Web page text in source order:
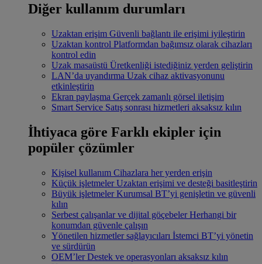
Diğer kullanım durumları
Uzaktan erişim Güvenli bağlantı ile erişimi iyileştirin
Uzaktan kontrol Platformdan bağımsız olarak cihazları
kontrol edin
Uzak masaüstü Üretkenliği istediğiniz yerden geliştirin
LAN’da uyandırma Uzak cihaz aktivasyonunu
etkinleştirin
Ekran paylaşma Gerçek zamanlı görsel iletişim
Smart Service Satış sonrası hizmetleri aksaksız kılın
İhtiyaca göre Farklı ekipler için
popüler çözümler
Kişisel kullanım Cihazlara her yerden erişin
Küçük işletmeler Uzaktan erişimi ve desteği basitleştirin
Büyük işletmeler Kurumsal BT’yi genişletin ve güvenli
kılın
Serbest çalışanlar ve dijital göçebeler Herhangi bir
konumdan güvenle çalışın
Yönetilen hizmetler sağlayıcıları İstemci BT’yi yönetin
ve sürdürün
OEM’ler Destek ve operasyonları aksaksız kılın